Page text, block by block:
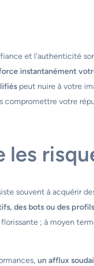
et l’authenticité
instantanément
peut nuire à votre
compromettre votre
les
souvent à acquérir
des bots ou des
florissante ; à moyen
un afflux